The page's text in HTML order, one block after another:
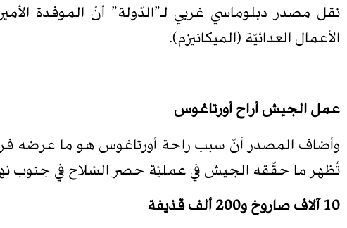
نقل مصدر دبلوماسي غربي لـ”الدّولة” أنّ الموفدة
الأعمال العدائيّة (الميكانيزم).
عمل الجيش أراح أورتاغوس
وأضاف المصدر أنّ سبب راحة أورتاغوس هو ما عرضه
تُظهر ما حقّقه الجيش في عمليّة حصر السّلاح في جنوب نهر
10 آلاف صاروخ و200 ألف قذيفة